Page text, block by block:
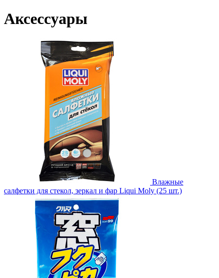
Аксессуары
Влажные
салфетки для стекол, зеркал и фар Liqui Moly (25 шт.)